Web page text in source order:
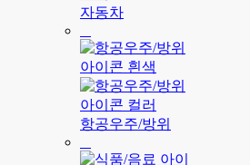
자동차
항공우주/방위